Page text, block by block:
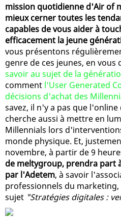
mission quotidienne d'Air of
mieux cerner toutes les
capables de vous aider à
efficacement la jeune
vous présentons
genre de ces jeunes, en vous
savoir au sujet de la
comment l'User Generated
décisions d'achat des
savez, il n'y a pas que
cherche aussi à mettre en
Millennials lors
monde physique. Et,
novembre, à partir de 9
de meltygroup, prendra part
par l'Adetem, à savoir
professionnels du
sujet "Stratégies digitales :